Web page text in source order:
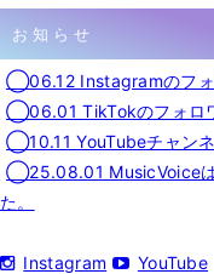
お知らせ
◯06.12 Instagramのフォ
◯06.01 TikTokのフォロ
◯10.11 YouTubeチャン
◯25.08.01 MusicVoiceは
た。
Instagram YouTube